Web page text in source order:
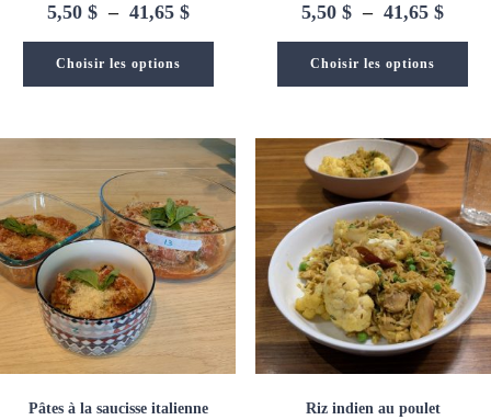
5,50 $ – 41,65 $Plage
Choisir les options
5,50$ – 41,65$Plage
Choisir les options
Pâtes à la saucisse italienne Riz indien au poulet